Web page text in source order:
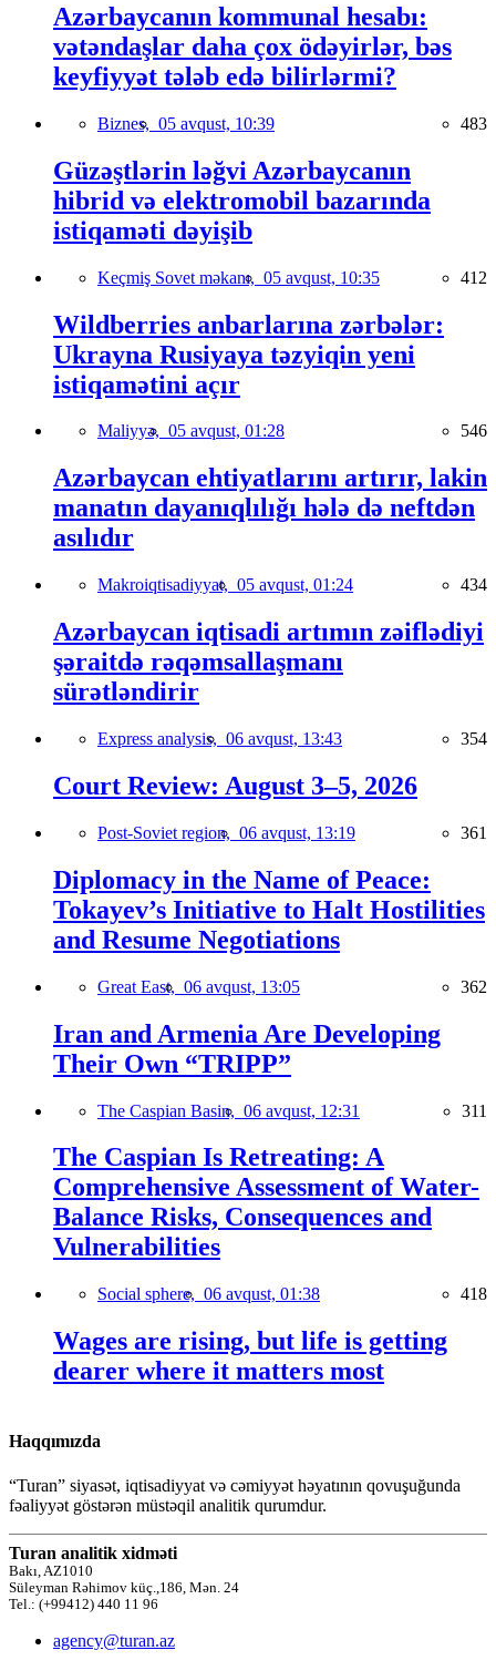
Azərbaycanın kommunal hesabı:
vətəndaşlar daha çox ödəyirlər, bəs
keyfiyyət tələb edə bilirlərmi?
Biznes, 05 avqust, 10:39 483
Güzəştlərin ləğvi Azərbaycanın
hibrid və elektromobil bazarında
istiqaməti dəyişib
Keçmiş Sovet məkanı, 05 avqust, 10:35 412
Wildberries anbarlarına zərbələr:
Ukrayna Rusiyaya təzyiqin yeni
istiqamətini açır
Maliyyə, 05 avqust, 01:28 546
Azərbaycan ehtiyatlarını artırır, lakin
manatın dayanıqlılığı hələ də neftdən
asılıdır
Makroiqtisadiyyat, 05 avqust, 01:24 434
Azərbaycan iqtisadi artımın zəiflədiyi
şəraitdə rəqəmsallaşmanı
sürətləndirir
Express analysis, 06 avqust, 13:43 354
Court Review: August 3–5, 2026
Post-Soviet region, 06 avqust, 13:19 361
Diplomacy in the Name of Peace:
Tokayev’s Initiative to Halt Hostilities
and Resume Negotiations
Great East, 06 avqust, 13:05 362
Iran and Armenia Are Developing
Their Own “TRIPP”
The Caspian Basin, 06 avqust, 12:31 311
The Caspian Is Retreating: A
Comprehensive Assessment of Water-
Balance Risks, Consequences and
Vulnerabilities
Social sphere, 06 avqust, 01:38 418
Wages are rising, but life is getting
dearer where it matters most
Haqqımızda
“Turan” siyasət, iqtisadiyyat və cəmiyyət həyatının qovuşuğunda
fəaliyyət göstərən müstəqil analitik qurumdur.
Turan analitik xidməti
Bakı, AZ1010
Süleyman Rəhimov küç.,186, Mən. 24
Tel.: (+99412) 440 11 96
agency@turan.az